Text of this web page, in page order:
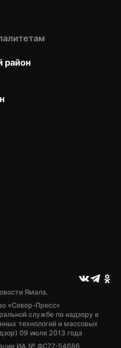
район
Ямала.
«Север-Пресс»
службе по надзору в
технологий и массовых
09 июля 2013 года
ИА № ФС77-54686